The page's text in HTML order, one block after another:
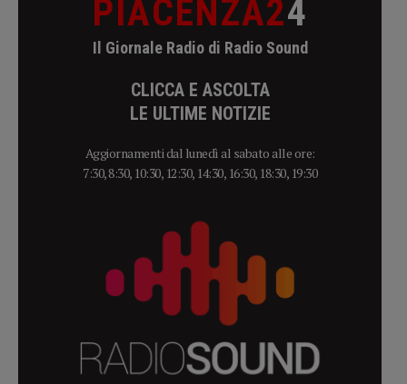
PIACENZA24
Il Giornale Radio di Radio Sound
CLICCA E ASCOLTA
LE ULTIME NOTIZIE
Aggiornamenti dal lunedì al sabato alle ore:
7:30, 8:30, 10:30, 12:30, 14:30, 16:30, 18:30, 19:30